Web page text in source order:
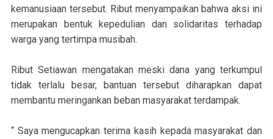
kemanusiaan tersebut. Ribut menyampaikan bahwa aksi ini
merupakan bentuk kepedulian dan solidaritas terhadap
warga yang tertimpa musibah.
Ribut Setiawan mengatakan meski dana yang terkumpul
tidak terlalu besar, bantuan tersebut diharapkan dapat
membantu meringankan beban masyarakat terdampak.
“ Saya mengucapkan terima kasih kepada masyarakat dan